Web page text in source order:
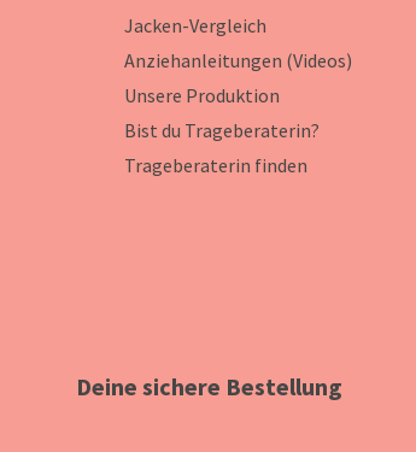
Jacken-Vergleich
Anziehanleitungen (Videos)
Unsere Produktion
Bist du Trageberaterin?
Trageberaterin finden
Deine sichere Bestellung